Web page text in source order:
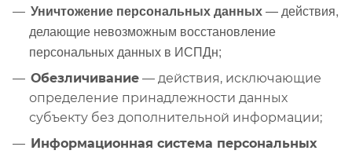
Уничтожение персональных данных— действия,
делающие невозможным восстановление
персональных данных в ИСПДн;
Обезличивание — действия, исключающие
определение принадлежности данных
субъекту без дополнительной информации;
Информационная система персональных